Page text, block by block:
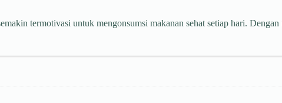
termotivasi untuk mengonsumsi makanan sehat setiap hari.